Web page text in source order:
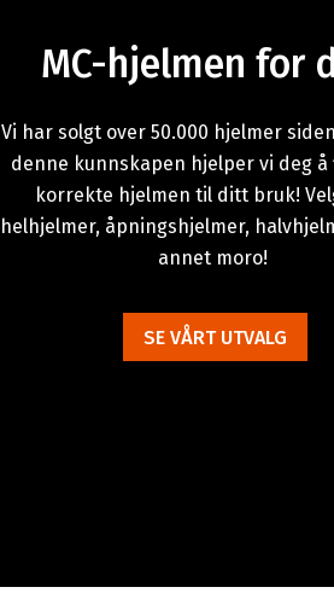
MC-hjelmen for
Vi har solgt over 50.000 hjelmer siden
denne kunnskapen hjelper vi deg å
korrekte hjelmen til ditt bruk!
helhjelmer, åpningshjelmer,
annet moro!
SE VÅRT UTVALG